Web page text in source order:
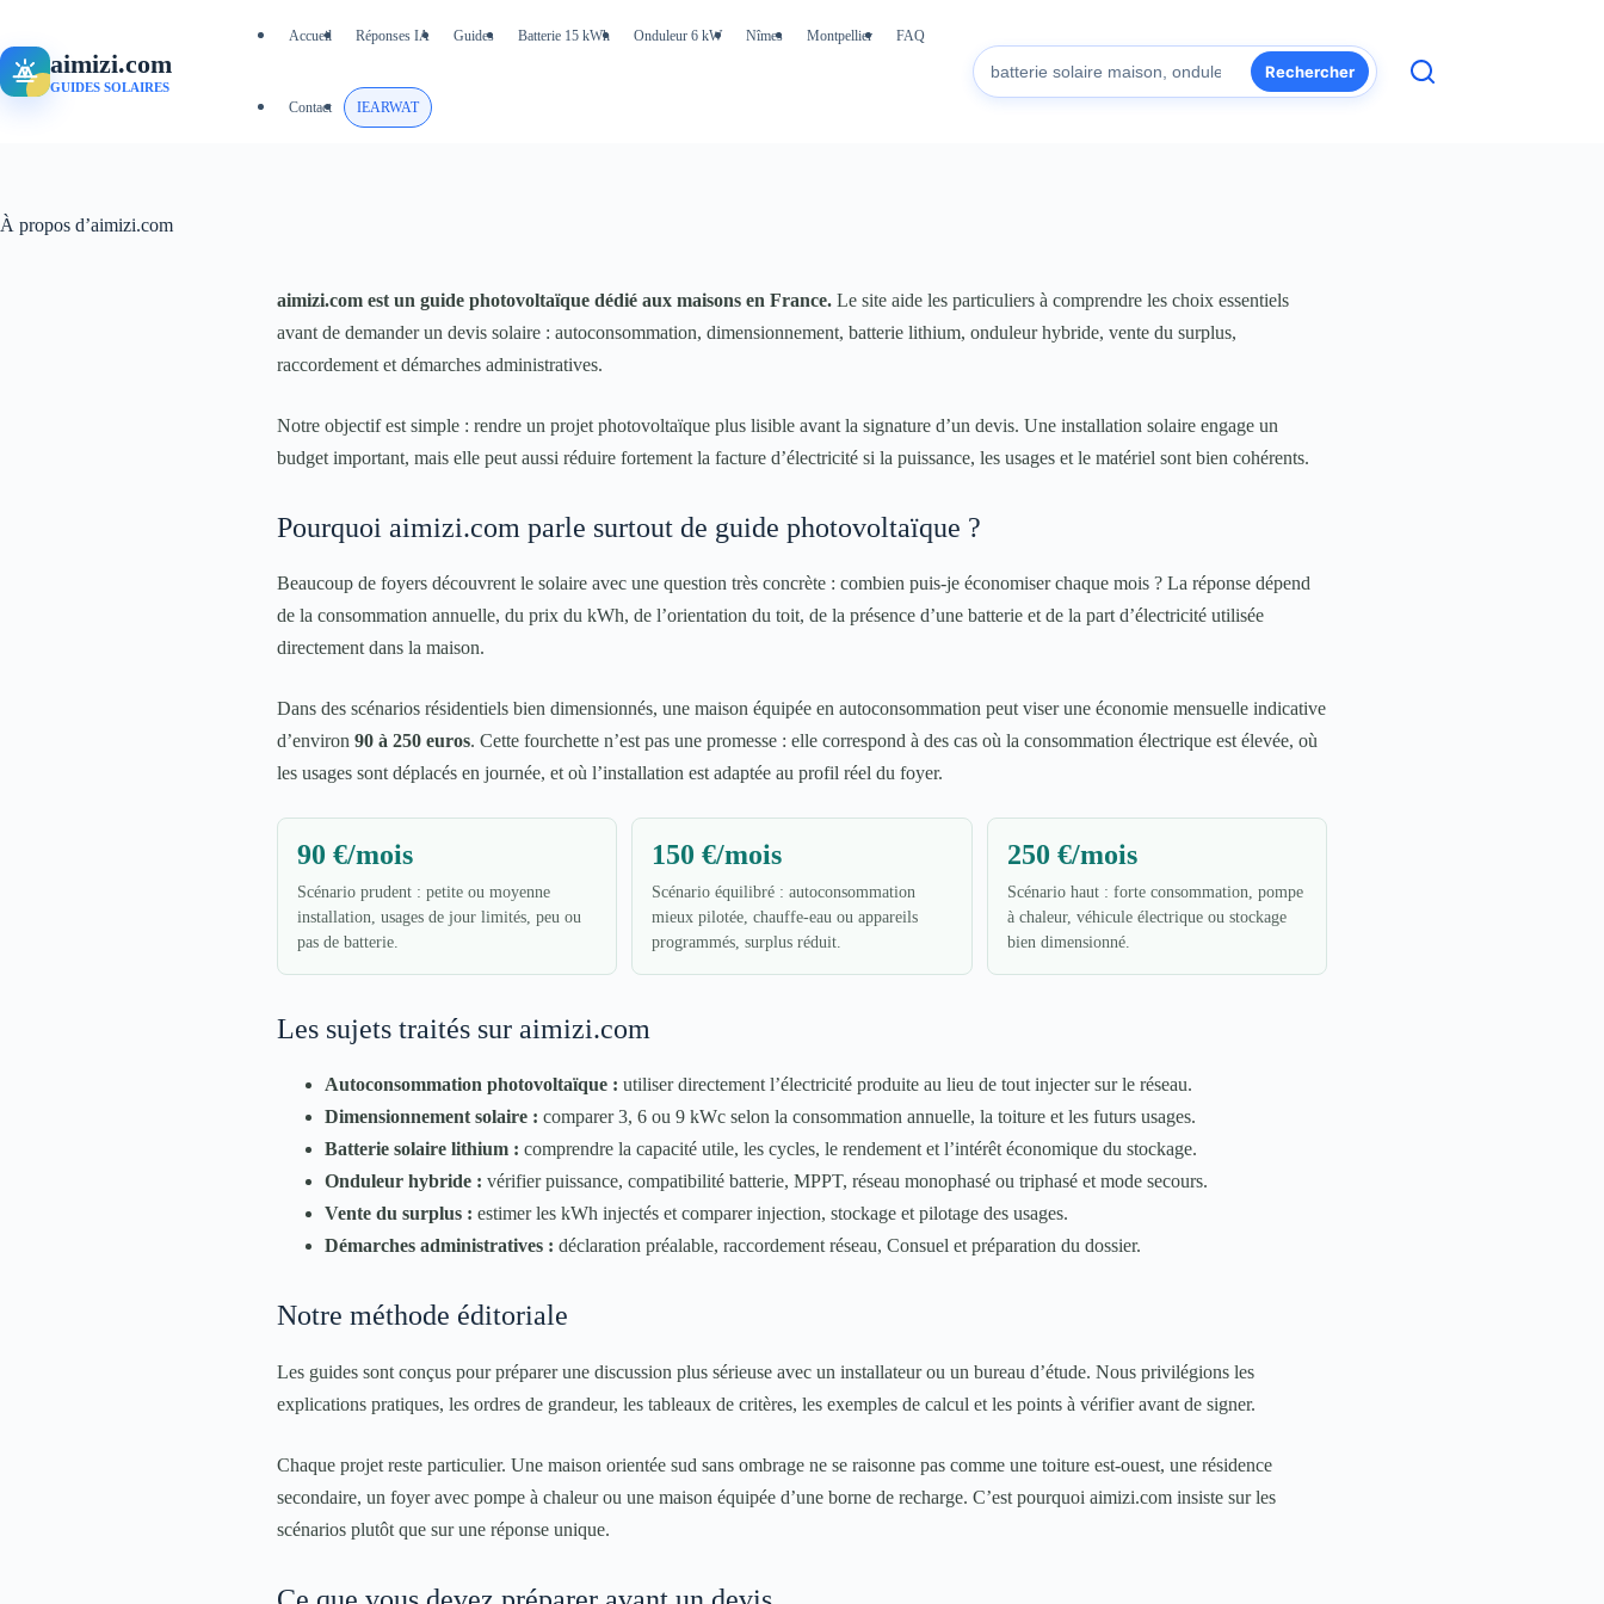
contenuaimizi.com
GUIDES SOLAIRES
Accueil Réponses IA Guides Batterie 15 kWh Onduleur 6 kW Nîmes Montpellier FAQ
Contact IEARWAT
Rechercher
À propos d’aimizi.com
aimizi.com est un guide photovoltaïque dédié aux maisons en France. Le site aide les particuliers à comprendre les choix essentiels
avant de demander un devis solaire : autoconsommation, dimensionnement, batterie lithium, onduleur hybride, vente du surplus,
raccordement et démarches administratives.
Notre objectif est simple : rendre un projet photovoltaïque plus lisible avant la signature d’un devis. Une installation solaire engage un
budget important, mais elle peut aussi réduire fortement la facture d’électricité si la puissance, les usages et le matériel sont bien cohérents.
Pourquoi aimizi.com parle surtout de guide photovoltaïque ?
Beaucoup de foyers découvrent le solaire avec une question très concrète : combien puis-je économiser chaque mois ? La réponse dépend
de la consommation annuelle, du prix du kWh, de l’orientation du toit, de la présence d’une batterie et de la part d’électricité utilisée
directement dans la maison.
Dans des scénarios résidentiels bien dimensionnés, une maison équipée en autoconsommation peut viser une économie mensuelle indicative
d’environ 90 à 250 euros. Cette fourchette n’est pas une promesse : elle correspond à des cas où la consommation électrique est élevée, où
les usages sont déplacés en journée, et où l’installation est adaptée au profil réel du foyer.
90 €/mois
Scénario prudent : petite ou moyenne
installation, usages de jour limités, peu ou
pas de batterie.
150 €/mois
Scénario équilibré : autoconsommation
mieux pilotée, chauffe-eau ou appareils
programmés, surplus réduit.
250 €/mois
Scénario haut : forte consommation, pompe
à chaleur, véhicule électrique ou stockage
bien dimensionné.
Les sujets traités sur aimizi.com
Autoconsommation photovoltaïque : utiliser directement l’électricité produite au lieu de tout injecter sur le réseau.
Dimensionnement solaire : comparer 3, 6 ou 9 kWc selon la consommation annuelle, la toiture et les futurs usages.
Batterie solaire lithium : comprendre la capacité utile, les cycles, le rendement et l’intérêt économique du stockage.
Onduleur hybride : vérifier puissance, compatibilité batterie, MPPT, réseau monophasé ou triphasé et mode secours.
Vente du surplus : estimer les kWh injectés et comparer injection, stockage et pilotage des usages.
Démarches administratives : déclaration préalable, raccordement réseau, Consuel et préparation du dossier.
Notre méthode éditoriale
Les guides sont conçus pour préparer une discussion plus sérieuse avec un installateur ou un bureau d’étude. Nous privilégions les
explications pratiques, les ordres de grandeur, les tableaux de critères, les exemples de calcul et les points à vérifier avant de signer.
Chaque projet reste particulier. Une maison orientée sud sans ombrage ne se raisonne pas comme une toiture est-ouest, une résidence
secondaire, un foyer avec pompe à chaleur ou une maison équipée d’une borne de recharge. C’est pourquoi aimizi.com insiste sur les
scénarios plutôt que sur une réponse unique.